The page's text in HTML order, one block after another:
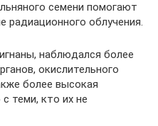
семени помогают
радиационного облучения.
наблюдался более
окислительного
более высокая
теми, кто их не